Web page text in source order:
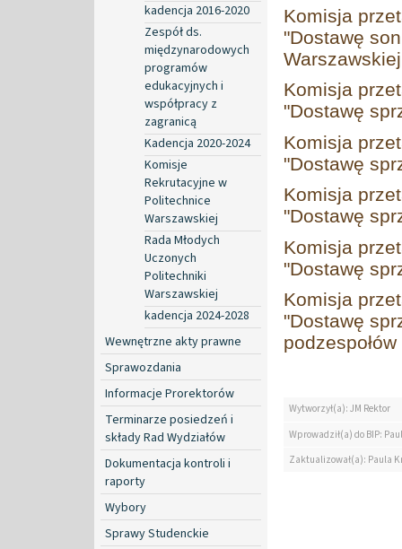
kadencja 2016-2020
Zespół ds.
międzynarodowych
programów
edukacyjnych i
współpracy z
zagranicą
Kadencja 2020-2024
Komisje
Rekrutacyjne w
Politechnice
Warszawskiej
Rada Młodych
Uczonych
Politechniki
Warszawskiej
kadencja 2024-2028
Wewnętrzne akty prawne
Sprawozdania
Informacje Prorektorów
Terminarze posiedzeń i
składy Rad Wydziałów
Dokumentacja kontroli i
raporty
Wybory
Sprawy Studenckie
Komisja
"Dostawę
Komisja
"Dostawę
Komisja
"Dostawę
Komisja
"Dostawę
Komisja
"Dostawę
Komisja
"Dostawę
Wytworzył(a): JM Rektor
Wprowadził(a) do BIP:
Zaktualizował(a): Paula